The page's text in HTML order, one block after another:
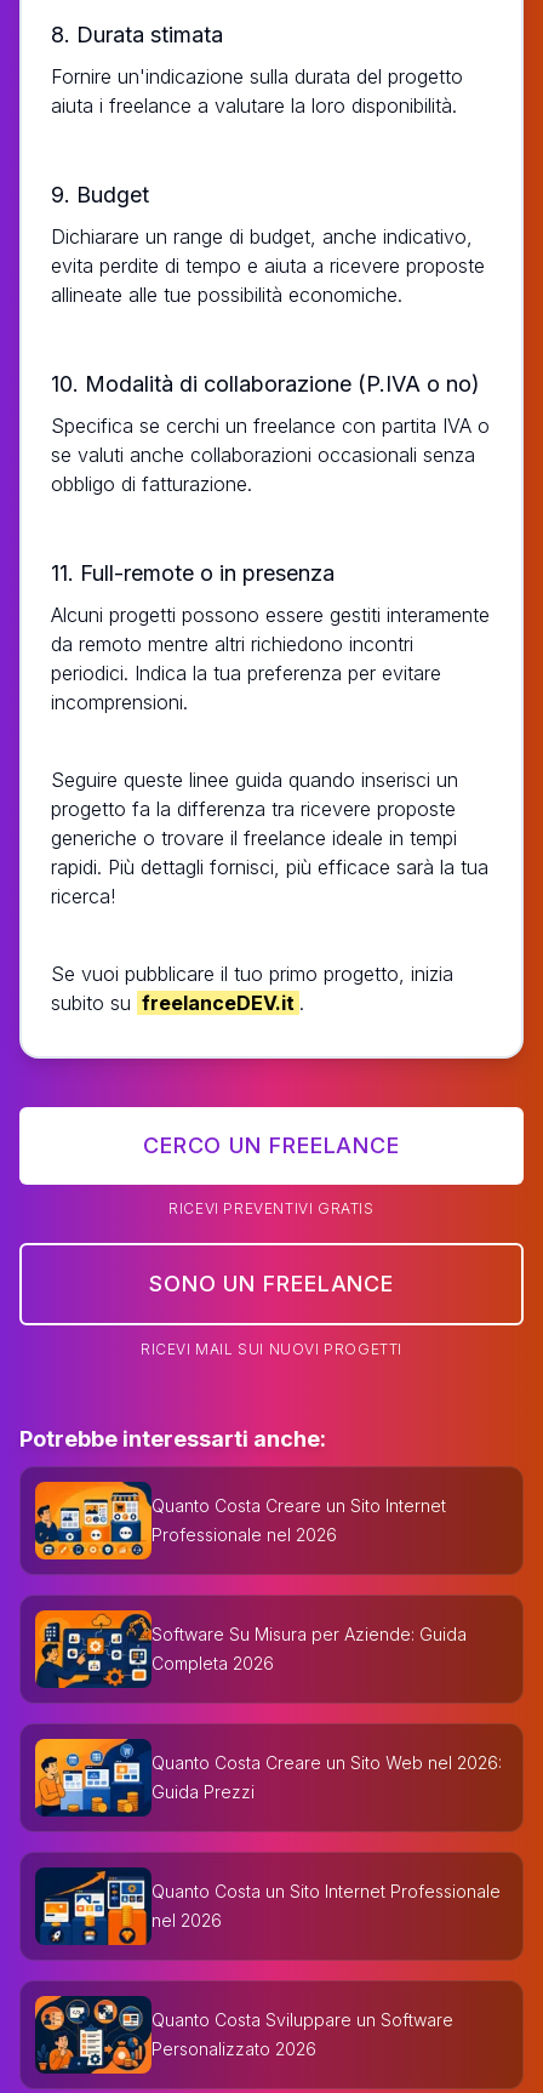
8. Durata stimata
Fornire un'indicazione sulla durata del progetto
aiuta i freelance a valutare la loro disponibilità.
9. Budget
Dichiarare un range di budget, anche indicativo,
evita perdite di tempo e aiuta a ricevere proposte
allineate alle tue possibilità economiche.
10. Modalità di collaborazione (P.IVA o no)
Specifica se cerchi un freelance con partita IVA o
se valuti anche collaborazioni occasionali senza
obbligo di fatturazione.
11. Full-remote o in presenza
Alcuni progetti possono essere gestiti interamente
da remoto mentre altri richiedono incontri
periodici. Indica la tua preferenza per evitare
incomprensioni.
Seguire queste linee guida quando inserisci un
progetto fa la differenza tra ricevere proposte
generiche o trovare il freelance ideale in tempi
rapidi. Più dettagli fornisci, più efficace sarà la tua
ricerca!
Se vuoi pubblicare il tuo primo progetto, inizia
subito su freelanceDEV.it .
CERCO UN FREELANCE
RICEVI PREVENTIVI GRATIS
SONO UN FREELANCE
RICEVI MAIL SUI NUOVI PROGETTI
Potrebbe interessarti anche:
Quanto Costa Creare un Sito Internet
Professionale nel 2026
Software Su Misura per Aziende: Guida
Completa 2026
Quanto Costa Creare un Sito Web nel 2026:
Guida Prezzi
Quanto Costa un Sito Internet Professionale
nel 2026
Quanto Costa Sviluppare un Software
Personalizzato 2026